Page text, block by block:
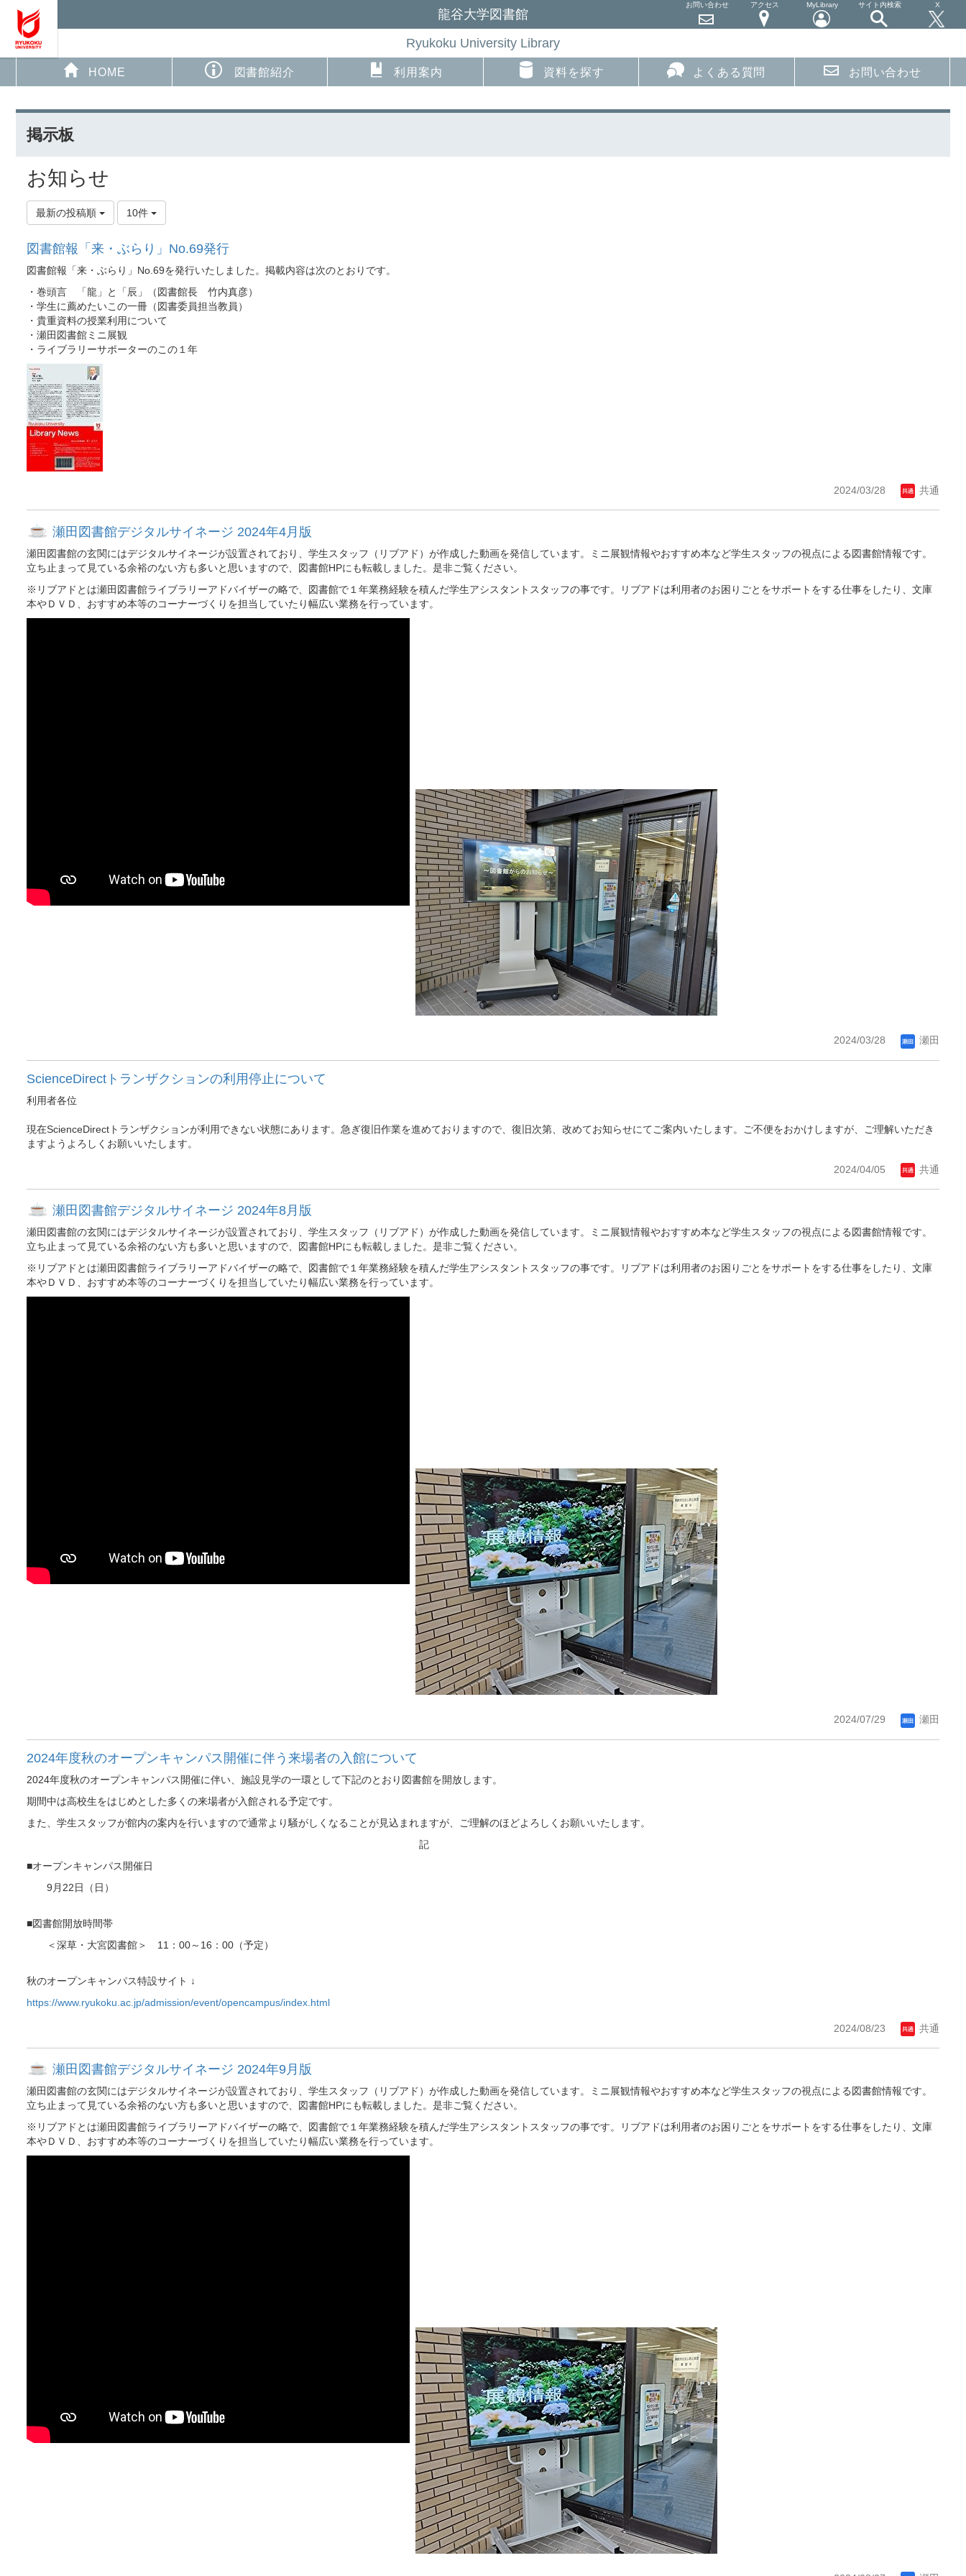
龍谷大学図書館
Ryukoku University Library
お問い合わせ アクセス MyLibrary サイト内検索 X
HOME 図書館紹介 利用案内 資料を探す よくある質問 お問い合わせ
掲示板
お知らせ
最新の投稿順 10件
図書館報「来・ぶらり」No.69発行
図書館報「来・ぶらり」No.69を発行いたしました。掲載内容は次のとおりです。
・巻頭言 「龍」と「辰」（図書館長 竹内真彦）
・学生に薦めたいこの一冊（図書委員担当教員）
・貴重資料の授業利用について
・瀬田図書館ミニ展観
・ライブラリーサポーターのこの１年
2024/03/28 共通
瀬田図書館デジタルサイネージ 2024年4月版
瀬田図書館の玄関にはデジタルサイネージが設置されており、学生スタッフ（リブアド）が作成した動画を発信しています。ミニ展観情報やおすすめ本など学生スタッフの視点による図書館情報です。
立ち止まって見ている余裕のない方も多いと思いますので、図書館HPにも転載しました。是非ご覧ください。
※リブアドとは瀬田図書館ライブラリーアドバイザーの略で、図書館で１年業務経験を積んだ学生アシスタントスタッフの事です。リブアドは利用者のお困りごとをサポートをする仕事をしたり、文庫
本やＤＶＤ、おすすめ本等のコーナーづくりを担当していたり幅広い業務を行っています。
2024/03/28 瀬田
ScienceDirectトランザクションの利用停止について
利用者各位
現在ScienceDirectトランザクションが利用できない状態にあります。急ぎ復旧作業を進めておりますので、復旧次第、改めてお知らせにてご案内いたします。ご不便をおかけしますが、ご理解いただき
ますようよろしくお願いいたします。
2024/04/05 共通
瀬田図書館デジタルサイネージ 2024年8月版
瀬田図書館の玄関にはデジタルサイネージが設置されており、学生スタッフ（リブアド）が作成した動画を発信しています。ミニ展観情報やおすすめ本など学生スタッフの視点による図書館情報です。
立ち止まって見ている余裕のない方も多いと思いますので、図書館HPにも転載しました。是非ご覧ください。
※リブアドとは瀬田図書館ライブラリーアドバイザーの略で、図書館で１年業務経験を積んだ学生アシスタントスタッフの事です。リブアドは利用者のお困りごとをサポートをする仕事をしたり、文庫
本やＤＶＤ、おすすめ本等のコーナーづくりを担当していたり幅広い業務を行っています。
2024/07/29 瀬田
2024年度秋のオープンキャンパス開催に伴う来場者の入館について
2024年度秋のオープンキャンパス開催に伴い、施設見学の一環として下記のとおり図書館を開放します。
期間中は高校生をはじめとした多くの来場者が入館される予定です。
また、学生スタッフが館内の案内を行いますので通常より騒がしくなることが見込まれますが、ご理解のほどよろしくお願いいたします。
記
■オープンキャンパス開催日
9月22日（日）
■図書館開放時間帯
＜深草・大宮図書館＞ 11：00～16：00（予定）
秋のオープンキャンパス特設サイト ↓
https://www.ryukoku.ac.jp/admission/event/opencampus/index.html
2024/08/23 共通
瀬田図書館デジタルサイネージ 2024年9月版
瀬田図書館の玄関にはデジタルサイネージが設置されており、学生スタッフ（リブアド）が作成した動画を発信しています。ミニ展観情報やおすすめ本など学生スタッフの視点による図書館情報です。
立ち止まって見ている余裕のない方も多いと思いますので、図書館HPにも転載しました。是非ご覧ください。
※リブアドとは瀬田図書館ライブラリーアドバイザーの略で、図書館で１年業務経験を積んだ学生アシスタントスタッフの事です。リブアドは利用者のお困りごとをサポートをする仕事をしたり、文庫
本やＤＶＤ、おすすめ本等のコーナーづくりを担当していたり幅広い業務を行っています。